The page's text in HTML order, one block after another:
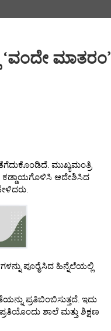
‘ವಂದೇ ಮಾತರಂ’
ಮುಖ್ಯಮಂತ್ರಿ
ಕಡ್ಡಾಯಗೊಳಿಸಿ ಆದೇಶಿಸಿದ
ಪೂರೈಸಿದ ಹಿನ್ನೆಲೆಯಲ್ಲಿ
ಪ್ರತಿಬಿಂಬಿಸುತ್ತದೆ. ಇದು
ಶಾಲೆ ಮತ್ತು ಶಿಕ್ಷಣ